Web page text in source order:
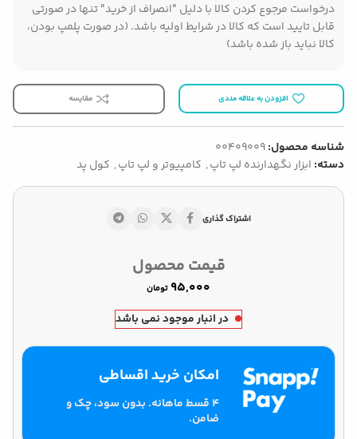
درخواست مرجوع کردن کالا با دلیل "انصراف از خرید" تنها در صورتی
قابل تایید است که کالا در شرایط اولیه باشد. (در صورت پلمپ بودن،
کالا نباید باز شده باشد)
افزودن به علاقه مندی مقایسه
شناسه محصول:00409009
دسته: ابزار نگهدارنده لپ تاپ, کامپیوتر و لپ تاپ, کول پد
اشتراک گذاری
قیمت محصول
تومان
در انبار موجود نمی باشد
امکان خرید اقساطی
۴ قسط ماهانه. بدون سود، چک و
ضامن.